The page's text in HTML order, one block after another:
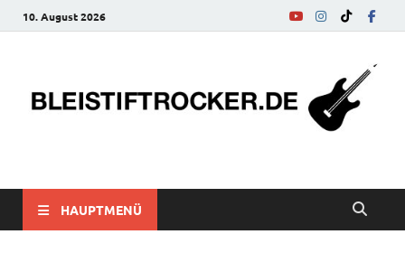
10. August 2026
bleistiftrocker.de
HAUPTMENÜ